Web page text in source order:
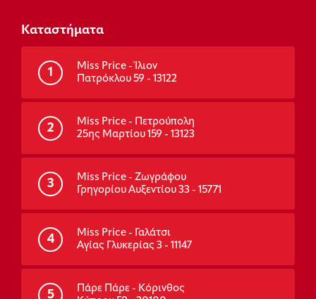
Καταστήματα
1
Miss Price - Ίλιον
Πατρόκλου 59 - 13122
2
Miss Price - Πετρούπολη
25ης Μαρτίου 159 - 13123
3
Miss Price - Ζωγράφου
Γρηγορίου Αυξεντίου 33 - 15771
4
Miss Price - Γαλάτσι
Αγίας Γλυκερίας 3 - 11147
5
Πάρε Πάρε - Κόρινθος